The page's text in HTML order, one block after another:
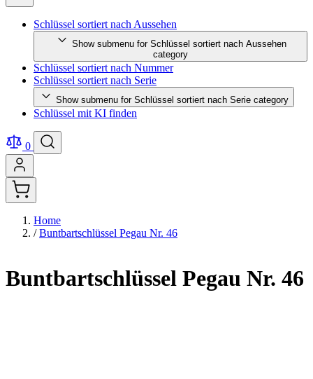
Schlüssel sortiert nach Aussehen
Show submenu for Schlüssel sortiert nach Aussehen
category
Schlüssel sortiert nach Nummer
Schlüssel sortiert nach Serie
Show submenu for Schlüssel sortiert nach Serie category
Schlüssel mit KI finden
0
Home
/ Buntbartschlüssel Pegau Nr. 46
Buntbartschlüssel Pegau Nr. 46